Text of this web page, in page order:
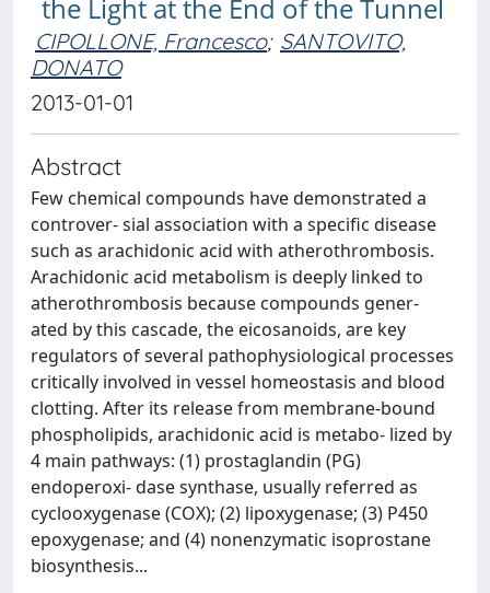
the Light at the End of the Tunnel
CIPOLLONE, Francesco; SANTOVITO,
DONATO
2013-01-01
Abstract
Few chemical compounds have demonstrated a
controver- sial association with a specific disease
such as arachidonic acid with atherothrombosis.
Arachidonic acid metabolism is deeply linked to
atherothrombosis because compounds gener-
ated by this cascade, the eicosanoids, are key
regulators of several pathophysiological processes
critically involved in vessel homeostasis and blood
clotting. After its release from membrane-bound
phospholipids, arachidonic acid is metabo- lized by
4 main pathways: (1) prostaglandin (PG)
endoperoxi- dase synthase, usually referred as
cyclooxygenase (COX); (2) lipoxygenase; (3) P450
epoxygenase; and (4) nonenzymatic isoprostane
biosynthesis...